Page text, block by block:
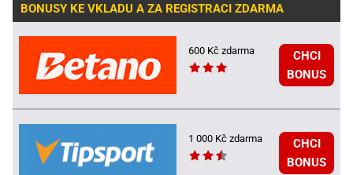
BONUSY KE VKLADU A ZA REGISTRACI ZDARMA
600 Kč zdarma
CHCI
BONUS
1 000 Kč zdarma
CHCI
BONUS